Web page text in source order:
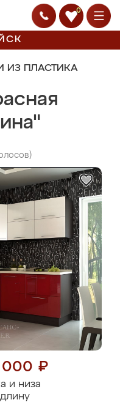
0
ИЗ ПЛАСТИКА
000 ₽
и низа